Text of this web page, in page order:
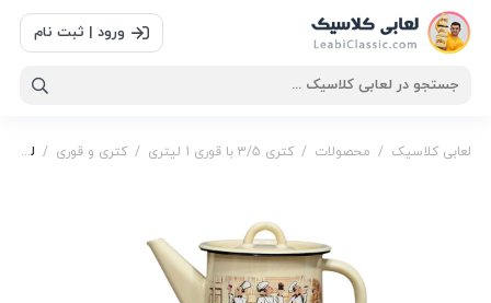
ورود | ثبت نام
لعابی کلاسیک / محصولات / کتری 3/5 با قوری 1 لیتری / کتری و قوری / لعابي كتري 3.5با قوري ١ سراشپز با رابط مخصوص